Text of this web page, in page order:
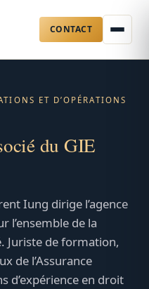
CONTACT
ET D’OPÉRATIONS
du GIE
Iung dirige l’agence
l’ensemble de la
Juriste de formation,
de l’Assurance
d’expérience en droit